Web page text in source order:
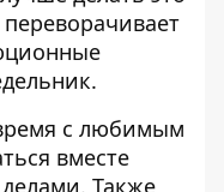
с любимым
вместе
Также